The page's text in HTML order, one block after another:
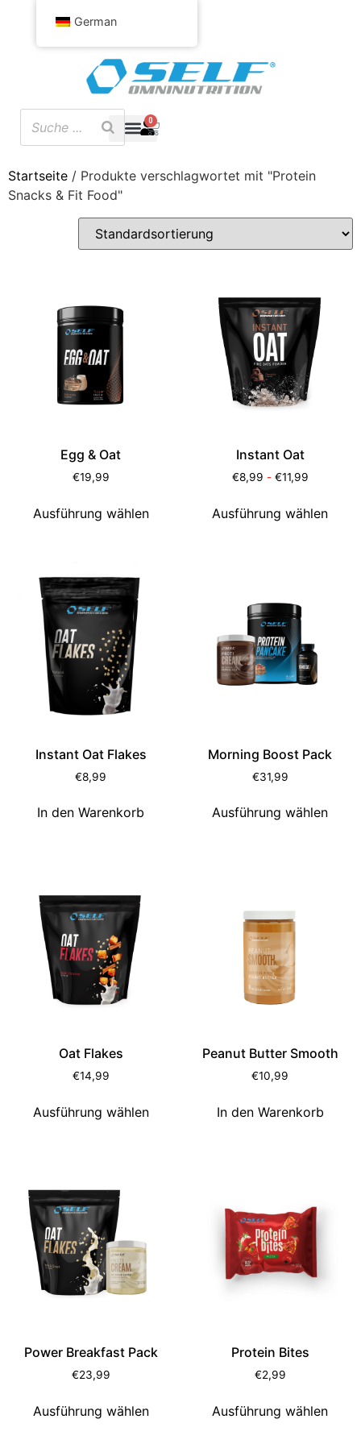
0
Startseite / Produkte verschlagwortet mit "Protein
Snacks & Fit Food"
Egg & Oat
€19,99
Ausführung wählen
Instant Oat
€8,99 - €11,99
Ausführung wählen
Instant Oat Flakes
€8,99
In den Warenkorb
Morning Boost Pack
€31,99
Ausführung wählen
Oat Flakes
€14,99
Ausführung wählen
Peanut Butter Smooth
€10,99
In den Warenkorb
Power Breakfast Pack
€23,99
Ausführung wählen
Protein Bites
€2,99
Ausführung wählen
German